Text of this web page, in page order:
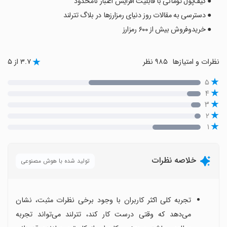
● دسترسی به مقالات روز دنیای رمزارزها در بلاگ تترلند
● خریدوفروش بیش از ۶۰۰ رمزارز
نظرات و امتیازها ۳.۷ از ۵
۵
۴
۳
۲
۱
خلاصه نظرات تولید شده با هوش مصنوعی
تجربه کلی اکثر کاربران با وجود برخی نظرات مثبت، نشان
می‌دهد که وقتی درست کار کند، تترلند می‌تواند تجربه